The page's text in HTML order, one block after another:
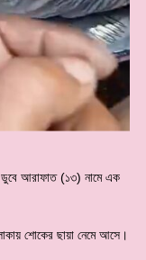
ডুবে আরাফাত (১৩) নামে এক
শোকের ছায়া নেমে আসে।